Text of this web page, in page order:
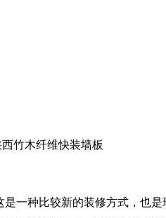
一种比较新的装修方式，也